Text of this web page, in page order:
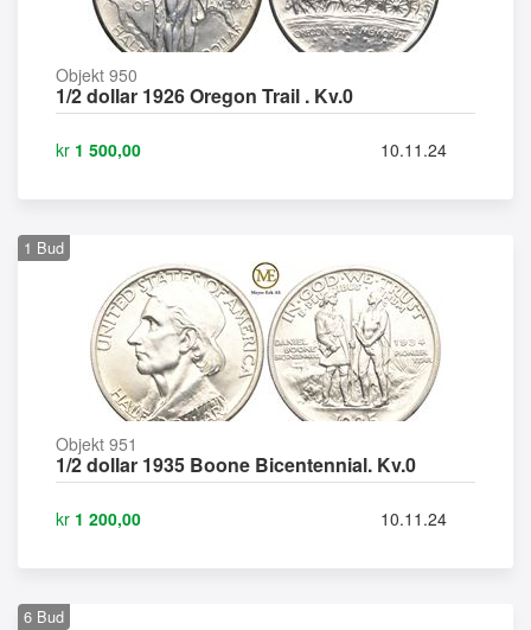
Objekt 950
1/2 dollar 1926 Oregon Trail . Kv.0
kr 1 500,00 10.11.24
1 Bud
Objekt 951
1/2 dollar 1935 Boone Bicentennial. Kv.0
kr 1 200,00 10.11.24
6 Bud